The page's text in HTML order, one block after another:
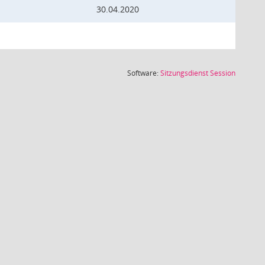
30.04.2020
Software:SitzungsdienstSession(Wird in